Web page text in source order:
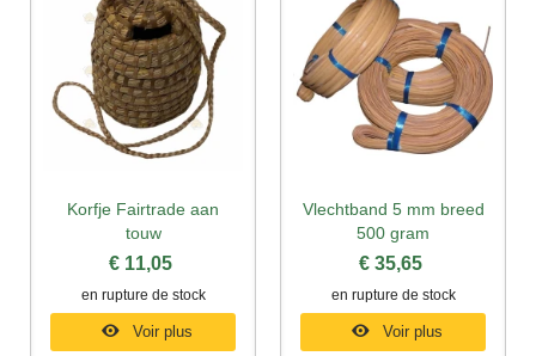
Korfje Fairtrade aan
touw
€ 11,05
en rupture de stock
Voir plus
Vlechtband 5 mm breed
500 gram
€ 35,65
en rupture de stock
Voir plus